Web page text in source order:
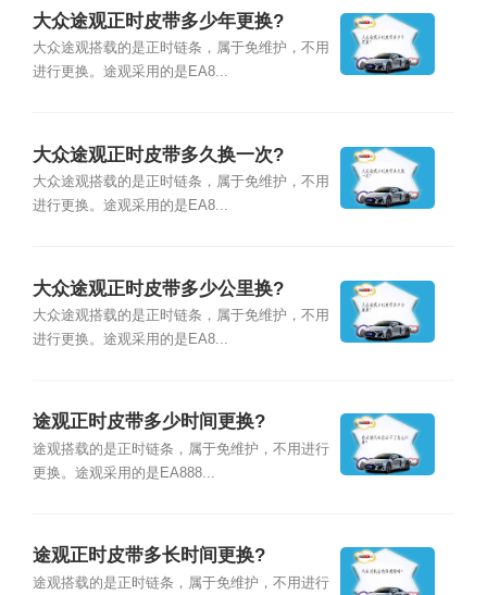
大众途观正时皮带多少年更换?
大众途观搭载的是正时链条，属于免维护，不用
进行更换。途观采用的是EA8...
大众途观正时皮带多久换一次?
大众途观搭载的是正时链条，属于免维护，不用
进行更换。途观采用的是EA8...
大众途观正时皮带多少公里换?
大众途观搭载的是正时链条，属于免维护，不用
进行更换。途观采用的是EA8...
途观正时皮带多少时间更换?
途观搭载的是正时链条，属于免维护，不用进行
更换。途观采用的是EA888...
途观正时皮带多长时间更换?
途观搭载的是正时链条，属于免维护，不用进行